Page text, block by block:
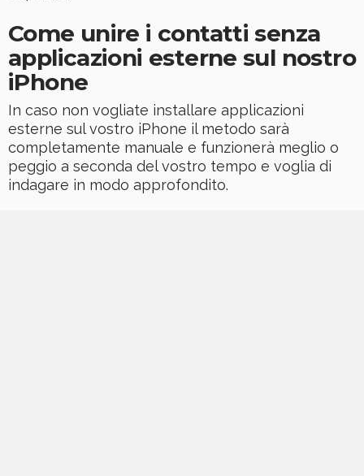
Come unire i contatti senza
applicazioni esterne sul nostro
iPhone
In caso non vogliate installare applicazioni
esterne sul vostro iPhone il metodo sarà
completamente manuale e funzionerà meglio o
peggio a seconda del vostro tempo e voglia di
indagare in modo approfondito.